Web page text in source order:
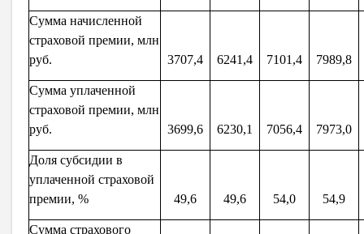
Сумма начисленной
страховой премии, млн
руб.
3707,4 6241,4 7101,4 7989,8
Сумма уплаченной
страховой премии, млн
руб.
3699,6 6230,1 7056,4 7973,0
Доля субсидии в
уплаченной страховой
премии, %
49,6 49,6 54,0 54,9
Сумма страхового